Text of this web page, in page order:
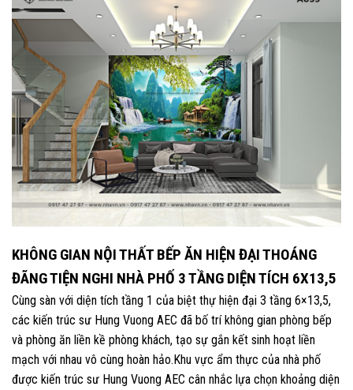
KHÔNG GIAN NỘI THẤT BẾP ĂN HIỆN ĐẠI THOÁNG
ĐÃNG TIỆN NGHI NHÀ PHỐ 3 TẦNG DIỆN TÍCH 6X13,5
Cùng sàn với diện tích tầng 1 của biệt thự hiện đại 3 tầng 6×13,5,
các kiến trúc sư Hung Vuong AEC đã bố trí không gian phòng bếp
và phòng ăn liền kề phòng khách, tạo sự gắn kết sinh hoạt liền
mạch với nhau vô cùng hoàn hảo.Khu vực ẩm thực của nhà phố
được kiến trúc sư Hung Vuong AEC cân nhắc lựa chọn khoảng diện